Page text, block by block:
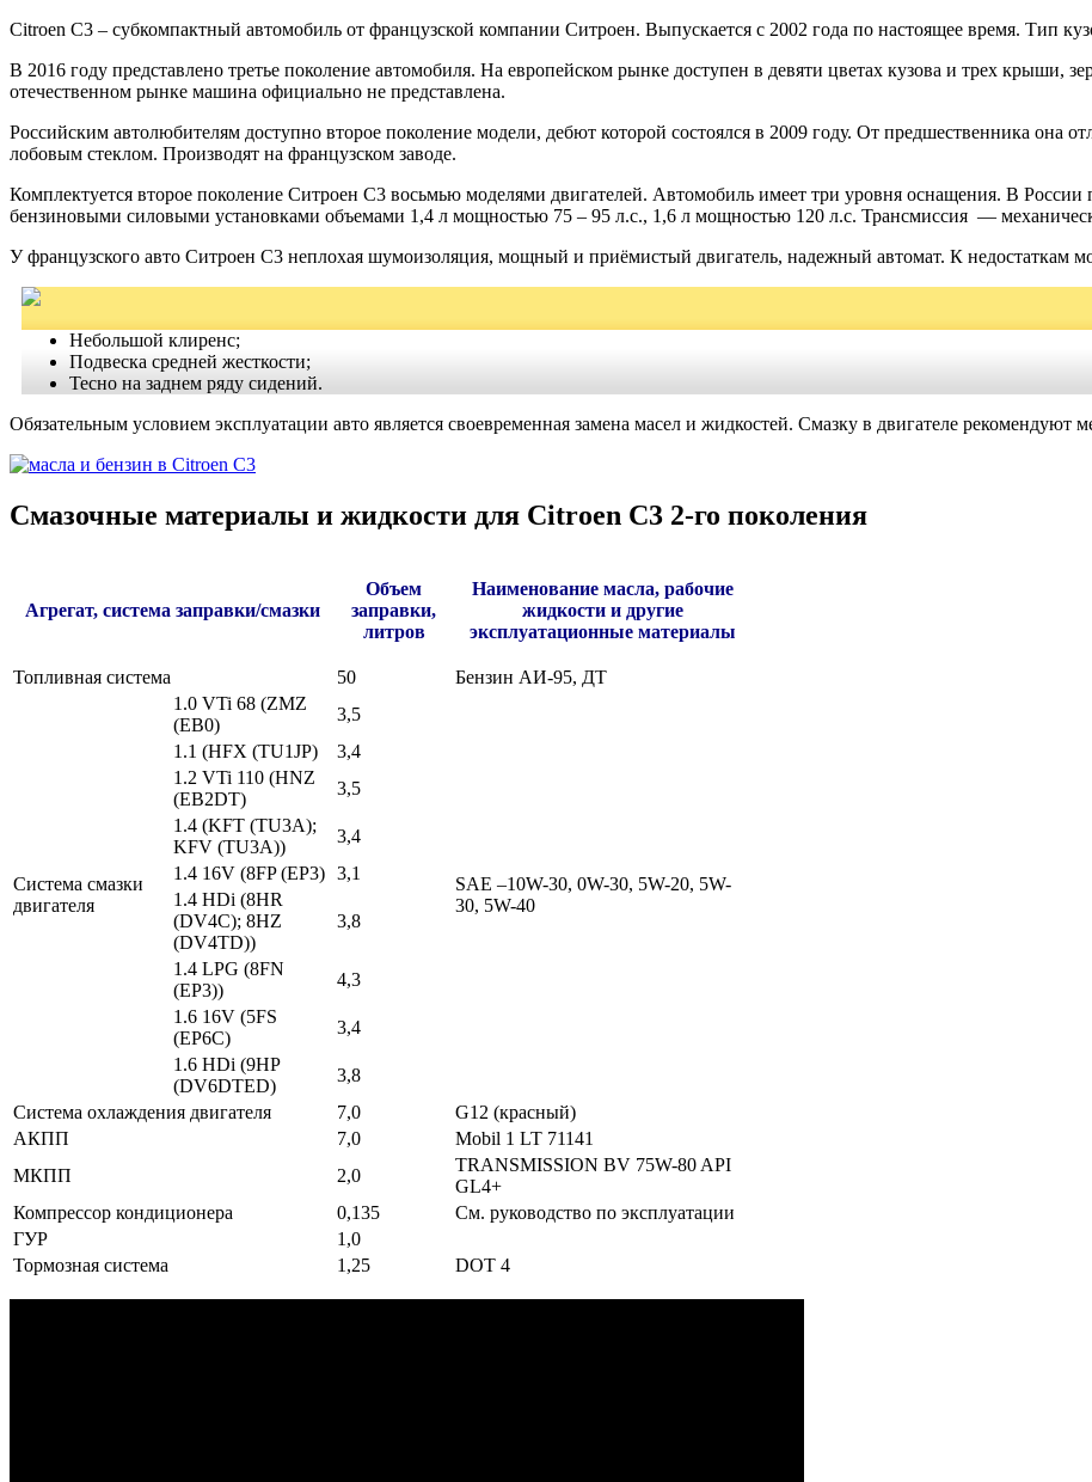
Citroen C3 – субкомпактный автомобиль от французской компании Ситроен. Выпускается с 2002 года по настоящее время. Тип
В 2016 году представлено третье поколение автомобиля. На европейском рынке доступен в девяти цветах кузова и трех
отечественном рынке машина официально не представлена.
Российским автолюбителям доступно второе поколение модели, дебют которой состоялся в 2009 году. От предшественника она
лобовым стеклом. Производят на французском заводе.
Комплектуется второе поколение Ситроен С3 восьмью моделями двигателей. Автомобиль имеет три уровня оснащения. В России
бензиновыми силовыми установками объемами 1,4 л мощностью 75 – 95 л.с., 1,6 л мощностью 120 л.с. Трансмиссия —
У французского авто Ситроен С3 неплохая шумоизоляция, мощный и приёмистый двигатель, надежный автомат. К недостаткам
Небольшой клиренс;
Подвеска средней жесткости;
Тесно на заднем ряду сидений.
Обязательным условием эксплуатации авто является своевременная замена масел и жидкостей. Смазку в двигателе рекомендуют
Смазочные материалы и жидкости для Citroen C3 2-го поколения
Агрегат, система заправки/смазки
Объем
заправки,
литров
Наименование масла, рабочие
жидкости и другие
эксплуатационные материалы
Топливная система 50 Бензин АИ-95, ДТ
Система смазки
двигателя
1.0 VTi 68 (ZMZ
(EB0)
3,5
SAE –10W-30, 0W-30, 5W-20, 5W-
30, 5W-40
1.1 (HFX (TU1JP)
3,4
1.2 VTi 110 (HNZ
(EB2DT)
3,5
1.4 (KFT (TU3A);
KFV (TU3A))
3,4
1.4 16V (8FP (EP3) 3,1
1.4 HDi (8HR
(DV4C); 8HZ
(DV4TD))
3,8
1.4 LPG (8FN
(EP3))
4,3
1.6 16V (5FS
(EP6C)
3,4
1.6 HDi (9HP
(DV6DTED)
3,8
Система охлаждения двигателя
7,0
G12 (красный)
АКПП
7,0
Mobil 1 LT 71141
МКПП
2,0
TRANSMISSION BV 75W-80 API
GL4+
Компрессор кондиционера
0,135
См. руководство по эксплуатации
ГУР
1,0
Тормозная система
1,25 DOT 4